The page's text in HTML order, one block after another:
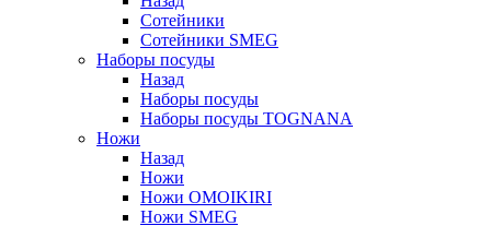
Сотейники
Сотейники SMEG
Наборы посуды
Назад
Наборы посуды
Наборы посуды TOGNANA
Ножи
Назад
Ножи
Ножи OMOIKIRI
Ножи SMEG